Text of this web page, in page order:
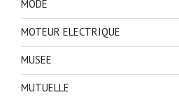
MODE
MOTEUR ELECTRIQUE
MUSEE
MUTUELLE